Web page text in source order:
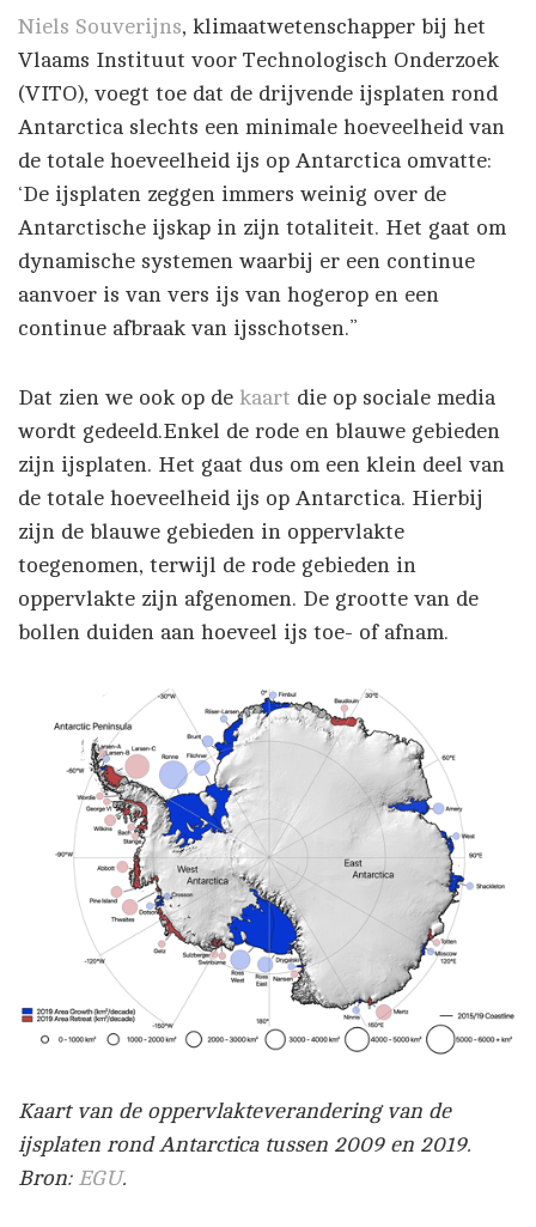
Niels Souverijns, klimaatwetenschapper bij het
Vlaams Instituut voor Technologisch Onderzoek
(VITO), voegt toe dat de drijvende ijsplaten rond
Antarctica slechts een minimale hoeveelheid van
de totale hoeveelheid ijs op Antarctica omvatte:
‘De ijsplaten zeggen immers weinig over de
Antarctische ijskap in zijn totaliteit. Het gaat om
dynamische systemen waarbij er een continue
aanvoer is van vers ijs van hogerop en een
continue afbraak van ijsschotsen.”
Dat zien we ook op de kaart die op sociale media
wordt gedeeld.Enkel de rode en blauwe gebieden
zijn ijsplaten. Het gaat dus om een klein deel van
de totale hoeveelheid ijs op Antarctica. Hierbij
zijn de blauwe gebieden in oppervlakte
toegenomen, terwijl de rode gebieden in
oppervlakte zijn afgenomen. De grootte van de
bollen duiden aan hoeveel ijs toe- of afnam.
Kaart van de oppervlakteverandering van de
ijsplaten rond Antarctica tussen 2009 en 2019.
Bron: EGU.